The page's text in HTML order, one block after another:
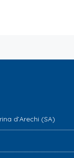
d’Arechi (SA)